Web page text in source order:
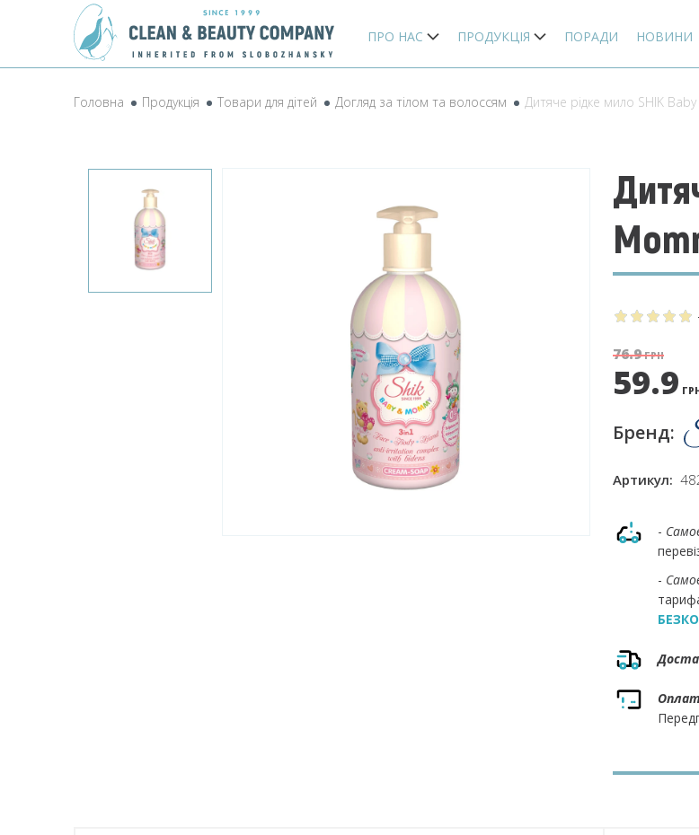
ПРО НАС ПРОДУКЦІЯ ПОРАДИ НОВИНИ
Головна Продукція Товари для дітей Догляд за тілом та волоссям Дитяче рідке мило SHIK
76.9ГРН
59.9
Бренд:
Артикул:
-
-